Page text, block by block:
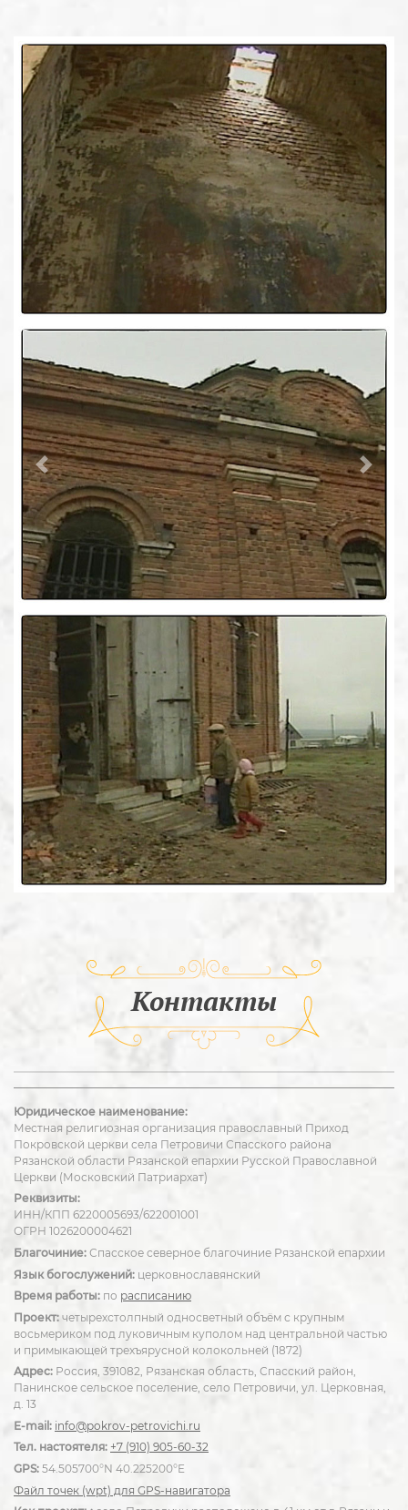
Previous Next
Контакты
Юридическое наименование:
Местная религиозная организация православный Приход
Покровской церкви села Петровичи Спасского района
Рязанской области Рязанской епархии Русской Православной
Церкви (Московский Патриархат)
Реквизиты:
ИНН/КПП 6220005693/622001001
ОГРН 1026200004621
Благочиние: Спасское северное благочиние Рязанской епархии
Язык богослужений: церковнославянский
Время работы: по расписанию
Проект: четырехстолпный односветный объём с крупным
восьмериком под луковичным куполом над центральной частью
и примыкающей трехъярусной колокольней (1872)
Адрес: Россия, 391082, Рязанская область, Спасский район,
Панинское сельское поселение, село Петровичи, ул. Церковная,
д. 13
E-mail: info@pokrov-petrovichi.ru
Тел. настоятеля: +7 (910) 905-60-32
GPS: 54.505700°N 40.225200°E
Файл точек (wpt) для GPS-навигатора